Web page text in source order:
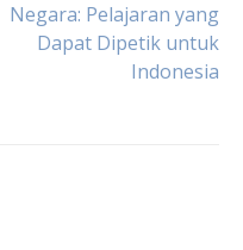
Negara: Pelajaran yang
Dapat Dipetik untuk
Indonesia